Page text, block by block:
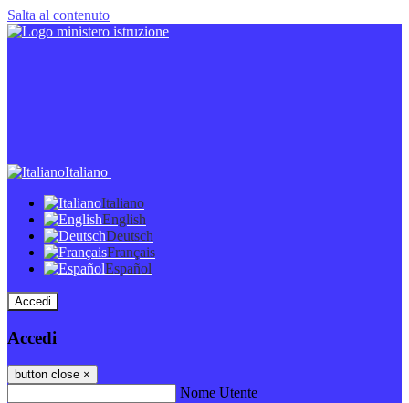
Salta al contenuto
Italiano
Italiano
English
Deutsch
Français
Español
Accedi
Accedi
button close ×
Nome Utente